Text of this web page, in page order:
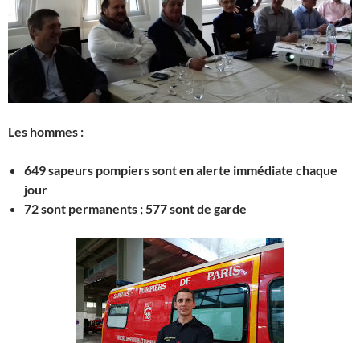
Les hommes :
649 sapeurs pompiers sont en alerte immédiate chaque
jour
72 sont permanents ; 577 sont de garde